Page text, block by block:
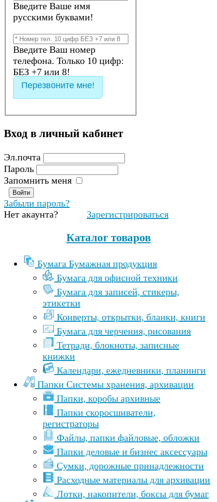
Введите Ваше имя
русскими буквами!
Введите Ваш номер
телефона. Только 10 цифр:
БЕЗ +7 или 8!
Перезвоните мне!
Вход в личный кабинет
Эл.почта
Пароль
Запомнить меня
Забыли пароль?
Нет акаунта?
Зарегистрироваться
Каталог товаров
Бумага Бумажная продукция
Бумага для офисной техники
Бумага для записей, стикеры,
этикетки
Конверты, открытки, бланки, книги
Бумага для черчения, рисования
Тетради, блокноты, записные
книжки
Календари, ежедневники, планинги
Папки Cистемы хранения, архивации
Папки, коробы архивные
Папки скоросшиватели,
регистраторы
Файлы, папки файловые, обложки
Папки деловые и бизнес аксессуары
Сумки, дорожные принадлежности
Расходные материалы для архивации
Лотки, накопители, боксы для бумаг